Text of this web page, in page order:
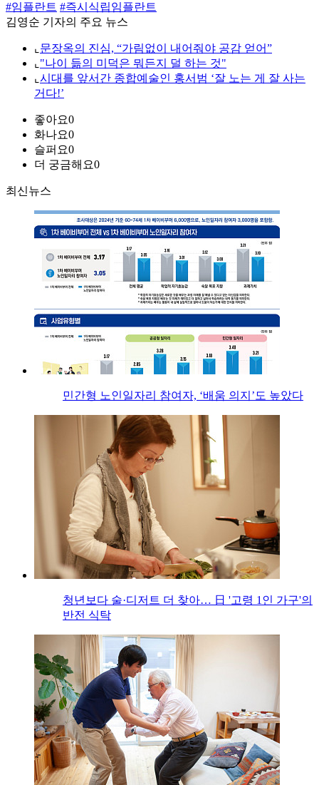
#임플란트 #즉시식립임플란트
김영순 기자의 주요 뉴스
⌞ 문장옥의 진심, “가림없이 내어줘야 공감 얻어”
⌞ "나이 듦의 미덕은 뭐든지 덜 하는 것"
⌞ 시대를 앞서간 종합예술인 홍서범 ‘잘 노는 게 잘 사는
거다!’
좋아요0
화나요0
슬퍼요0
더 궁금해요0
최신뉴스
민간형 노인일자리 참여자, ‘배움 의지’도 높았다
청년보다 술·디저트 더 찾아… 日 '고령 1인 가구'의
반전 식탁